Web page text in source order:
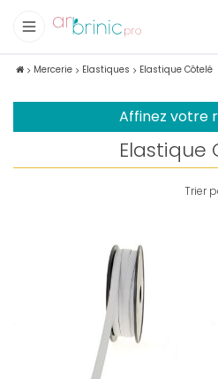
Tissus
Mercerie Elastiques Elastique Côtelé
Affinez votre
Elastique
Trier